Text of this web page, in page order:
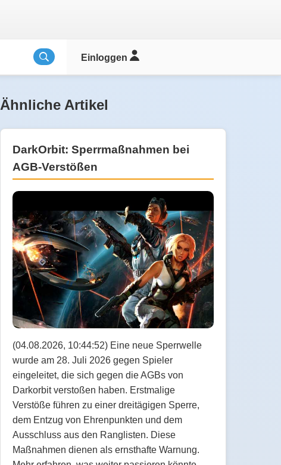
Einloggen
Ähnliche Artikel
DarkOrbit: Sperrmaßnahmen bei
AGB-Verstößen
(04.08.2026, 10:44:52) Eine neue Sperrwelle
wurde am 28. Juli 2026 gegen Spieler
eingeleitet, die sich gegen die AGBs von
Darkorbit verstoßen haben. Erstmalige
Verstöße führen zu einer dreitägigen Sperre,
dem Entzug von Ehrenpunkten und dem
Ausschluss aus den Ranglisten. Diese
Maßnahmen dienen als ernsthafte Warnung.